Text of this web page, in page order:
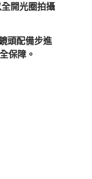
開光圈拍攝
頭配備步進
保障。